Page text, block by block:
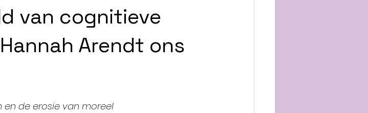
van cognitieve
Arendt ons
en de erosie van moreel